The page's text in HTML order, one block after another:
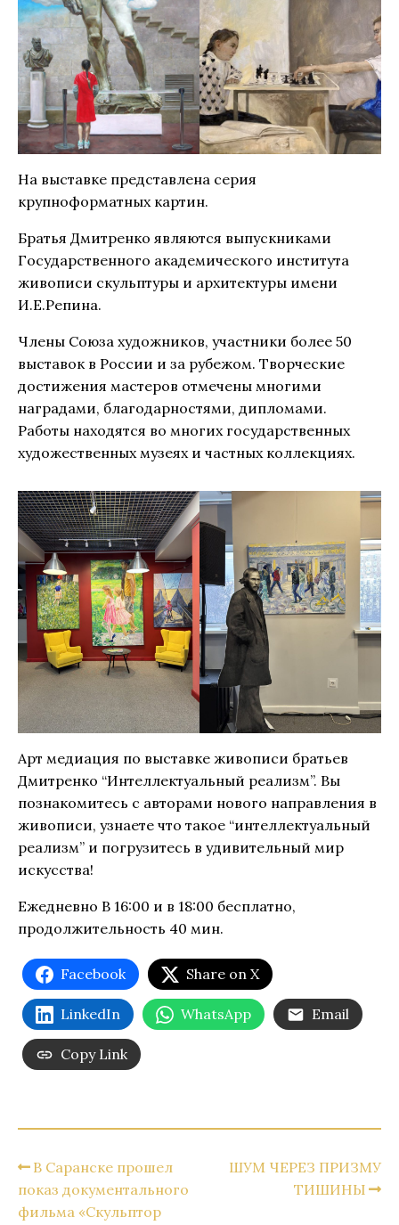
На выставке представлена серия
крупноформатных картин.
Братья Дмитренко являются выпускниками
Государственного академического института
живописи скульптуры и архитектуры имени
И.Е.Репина.
Члены Союза художников, участники более 50
выставок в России и за рубежом. Творческие
достижения мастеров отмечены многими
наградами, благодарностями, дипломами.
Работы находятся во многих государственных
художественных музеях и частных коллекциях.
Арт медиация по выставке живописи братьев
Дмитренко “Интеллектуальный реализм”. Вы
познакомитесь с авторами нового направления в
живописи, узнаете что такое “интеллектуальный
реализм” и погрузитесь в удивительный мир
искусства!
Ежедневно В 16:00 и в 18:00 бесплатно,
продолжительность 40 мин.
Facebook Share on X
LinkedIn WhatsApp Email
Copy Link
В Саранске прошел
показ документального
фильма «Скульптор
ШУМ ЧЕРЕЗ ПРИЗМУ
ТИШИНЫ